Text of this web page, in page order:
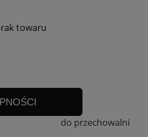
towaru
do przechowalni